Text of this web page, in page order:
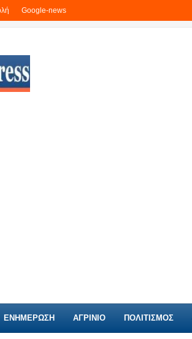
Google-news
ΕΝΗΜΕΡΩΣΗ ΑΓΡΙΝΙΟ ΠΟΛΙΤΙΣΜΟΣ